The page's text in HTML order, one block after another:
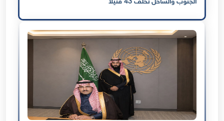
الجنوب والساحل تخلّف 43 قتيلا